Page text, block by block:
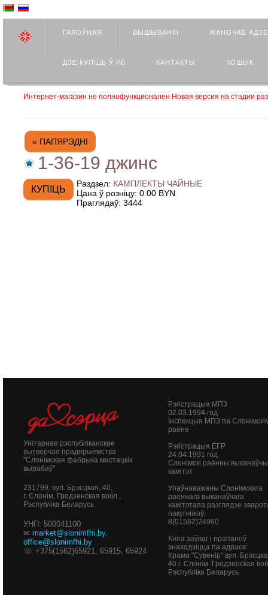
ГАЛОЎНАЯ ВЫШЫВАНКІ ЖАНОЧАЕ
ДЗЕ КУПIЦЬ Ў РБ КАНТАКТЫ КОШЫК
Интернет-магазин не полнофункционален Новая версия на стадии
« ПАПЯРЭДНІ
1-36-19 джинс
Раздзел: КАМПЛЕКТЫ ЧАЙНЫЕ
Цана ў розніцу: 0.00 BYN
Праглядаў: 3444
Унітарнае рэспубліканскае
вытворчае прадпрыемства
"Слонімская фабрыка мастацкіх
вырабаў"
231799, вул. Брэсцкая, 40,
г. Слонім, Гродзенская вобл.,
Рэспубліка Беларусь
УНП: 500041100
✉ market@slonimfhi.by,
office@slonimfhi.by
☏ +375(1562)65921, 65915, 65924
Рэгістрацыя МПЗ
02.03.1994 год
Інспекцыя МПЗ па
раёне
Рэгістрацыя ЕГР
24.04.1991 год
Слонімскі раённы выканаўчы
камітэт
Упаўнаважаны Слонімскага
раённага выканаўчага
камітэтапа разглядзе
пакупнікоў:
8(01562)24960
Кніга заўваг і прапаноў
знаходзіцца па адрасе:
Крама "Сувенір" вул.
40 г. Слонім, Гродзенская
Рэспубліка Беларусь